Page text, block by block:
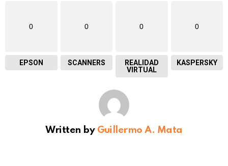
0
EPSON
0
SCANNERS
0
REALIDAD
VIRTUAL
0
KASPERSKY
Written by Guillermo A. Mata